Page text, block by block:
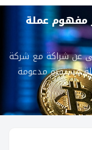
مفهوم عملة
عن شراكة مع شركة
مستقرة مدعومة